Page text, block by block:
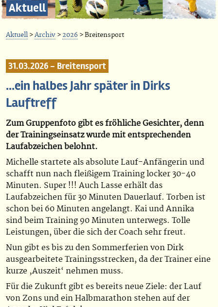
Aktuell
Aktuell>Archiv > 2026 > Breitensport
31.03.2026 - Breitensport
...ein halbes Jahr später in Dirks
Lauftreff
Zum Gruppenfoto gibt es fröhliche Gesichter, denn
der Trainingseinsatz wurde mit entsprechenden
Laufabzeichen belohnt.
Michelle startete als absolute Lauf-Anfängerin und
schafft nun nach fleißigem Training locker 30-40
Minuten. Super !!! Auch Lasse erhält das
Laufabzeichen für 30 Minuten Dauerlauf. Torben ist
schon bei 60 Minuten angelangt. Kai und Annika
sind beim Training 90 Minuten unterwegs. Tolle
Leistungen, über die sich der Coach sehr freut.
Nun gibt es bis zu den Sommerferien von Dirk
ausgearbeitete Trainingsstrecken, da der Trainer eine
kurze ‚Auszeit‘ nehmen muss.
Für die Zukunft gibt es bereits neue Ziele: der Lauf
von Zons und ein Halbmarathon stehen auf der